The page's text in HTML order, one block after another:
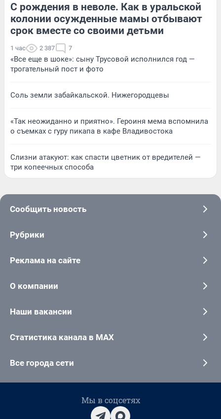
С рождения в неволе. Как в уральской
колонии осужденные мамы отбывают
срок вместе со своими детьми
1 час 2 387 7
«Все еще в шоке»: сыну Трусовой исполнился год —
трогательный пост и фото
Соль земли забайкальской. Нижегородцевы
«Так неожиданно и приятно». Героиня мема вспомнила
о съемках с гуру пикапа в кафе Владивостока
Слизни атакуют: как спасти цветник от вредителей —
три копеечных способа
Сообщить новость
Рубрики
Реклама на сайте
О компании
Наши вакансии
Статистика канала в MAX
Все города сети
Мы в соцсетях